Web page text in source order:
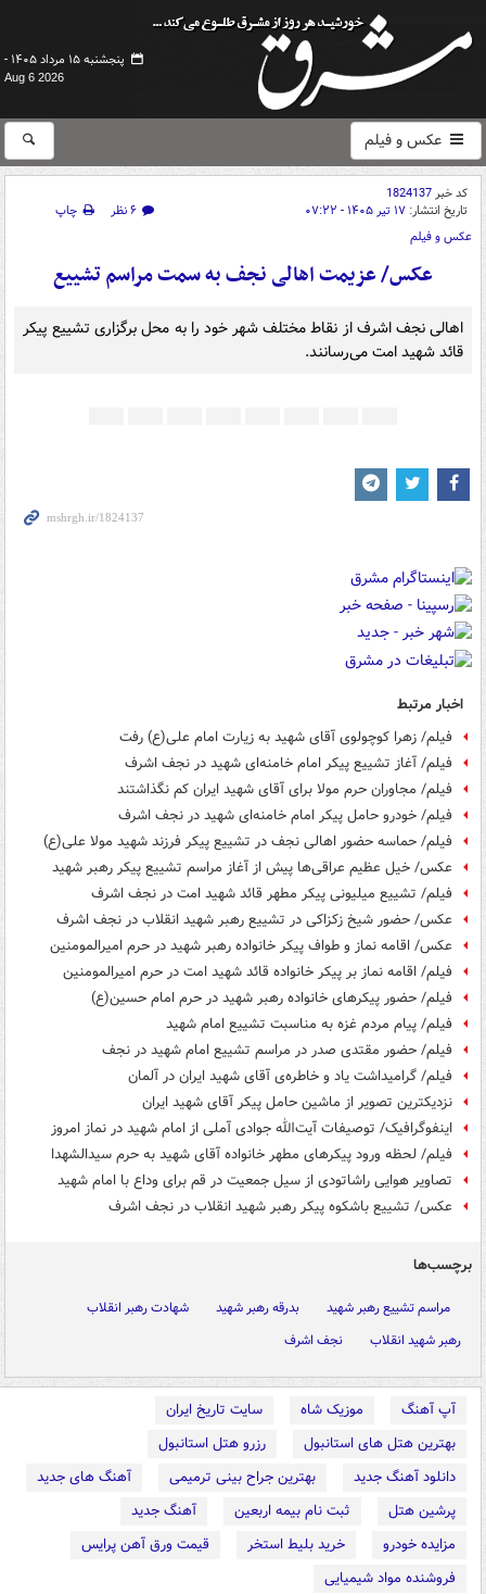
پنجشنبه ۱۵ مرداد ۱۴۰۵ -
Aug 6 2026
عکس و فیلم
کد خبر1824137
تاریخ انتشار: ۱۷ تیر ۱۴۰۵ - ۰۷:۲۲ ۶ نظر
چاپ
عکس و فیلم
عکس/ عزیمت اهالی نجف به سمت مراسم تشییع
اهالی نجف اشرف از نقاط مختلف شهر خود را به محل برگزاری تشییع پیکر
قائد شهید امت می‌رسانند.
اخبار مرتبط
فیلم/ زهرا کوچولوی آقای شهید به زیارت امام علی(ع) رفت
فیلم/ آغاز تشییع پیکر امام خامنه‌ای شهید در نجف اشرف
فیلم/ مجاوران حرم مولا برای آقای شهید ایران کم نگذاشتند
فیلم/ خودرو حامل پیکر امام خامنه‌ای شهید در نجف اشرف
فیلم/ حماسه حضور اهالی نجف در تشییع پیکر فرزند شهید مولا علی(ع)
عکس/ خیل عظیم عراقی‌ها پیش از آغاز مراسم تشییع پیکر رهبر شهید
فیلم/ تشییع میلیونی پیکر مطهر قائد شهید امت در نجف اشرف
عکس/ حضور شیخ زکزاکی در تشییع رهبر شهید انقلاب در نجف اشرف
عکس/ اقامه نماز و طواف پیکر خانواده رهبر شهید در حرم امیرالمومنین
فیلم/ اقامه نماز بر پیکر خانواده قائد شهید امت در حرم امیرالمومنین
فیلم/ حضور پیکرهای خانواده رهبر شهید در حرم امام حسین(ع)
فیلم/ پیام مردم غزه به مناسبت تشییع امام شهید
فیلم/ حضور مقتدی صدر در مراسم تشییع امام شهید در نجف
فیلم/ گرامیداشت یاد و خاطره‌ی آقای شهید ایران در آلمان
نزدیکترین تصویر از ماشین حامل پیکر آقای شهید ایران
اینفوگرافیک/ توصیفات آیت‌الله جوادی آملی از امام شهید در نماز امروز
فیلم/ لحظه ورود پیکرهای مطهر خانواده آقای شهید به حرم سیدالشهدا
تصاویر هوایی راشاتودی از سیل جمعیت در قم برای وداع با امام شهید
عکس/ تشییع باشکوه پیکر رهبر شهید انقلاب در نجف اشرف
برچسب‌ها
مراسم تشییع رهبر شهید بدرقه رهبر شهید
شهادت رهبر انقلاب
رهبر شهید انقلاب
نجف اشرف
آپ آهنگ موزیک شاه
سایت تاریخ ایران
بهترین هتل های استانبول
رزرو هتل استانبول
دانلود آهنگ جدید
بهترین جراح بینی ترمیمی
آهنگ های جدید
پرشین هتل
ثبت نام بیمه اربعین
آهنگ جدید
مزایده خودرو
خرید بلیط استخر
قیمت ورق آهن پرایس
فروشنده مواد شیمیایی